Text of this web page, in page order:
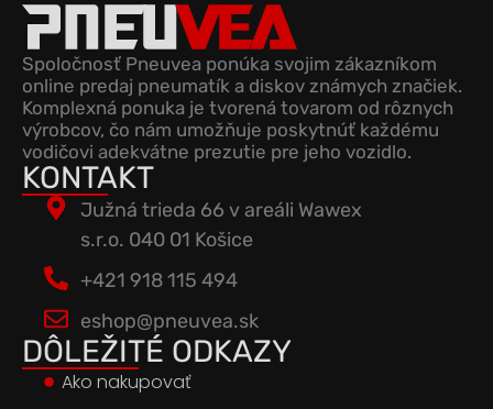
Spoločnosť Pneuvea ponúka svojim zákazníkom
online predaj pneumatík a diskov známych značiek.
Komplexná ponuka je tvorená tovarom od rôznych
výrobcov, čo nám umožňuje poskytnúť každému
vodičovi adekvátne prezutie pre jeho vozidlo.
KONTAKT
Južná trieda 66 v areáli Wawex
s.r.o. 040 01 Košice
+421 918 115 494
eshop@pneuvea.sk
DÔLEŽITÉ ODKAZY
Ako nakupovať